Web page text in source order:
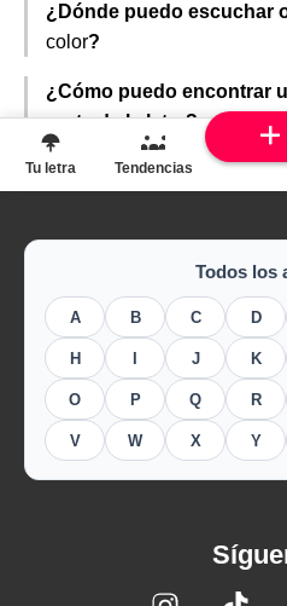
¿Dónde puedo escuchar
color?
¿Cómo puedo encontrar
parte de la letra?
Todos los
A B C D
H J K
O P Q R
V W X Y
Tu letra Tendencias